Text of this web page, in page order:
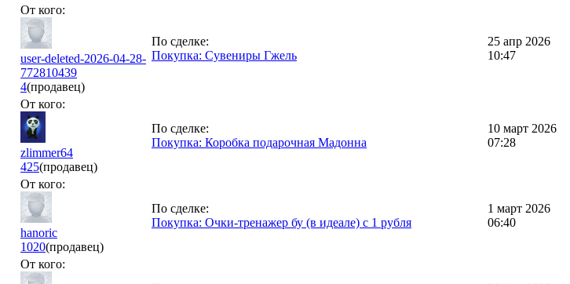
От кого:
user-deleted-2026-04-28-
772810439
4(продавец)
По сделке:
Покупка: Сувениры Гжель
25 апр 2026
10:47
От кого:
zlimmer64
425(продавец)
По сделке:
Покупка: Коробка подарочная Мадонна
10 март 2026
07:28
От кого:
hanoric
1020(продавец)
По сделке:
Покупка: Очки-тренажер бу (в идеале) с 1 рубля
1 март 2026
06:40
От кого: